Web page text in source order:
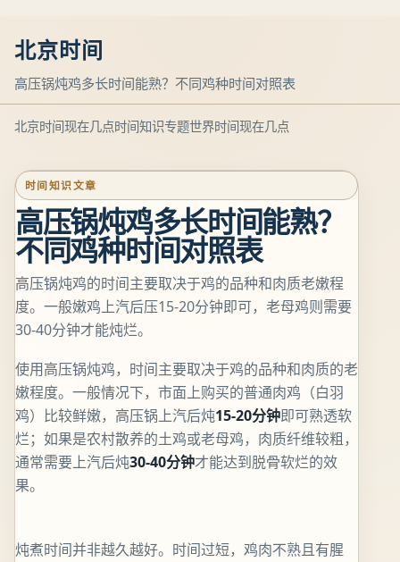
北京时间
高压锅炖鸡多长时间能熟？不同鸡种时间对照表
北京时间现在几点时间知识专题世界时间现在几点
时间知识文章
高压锅炖鸡多长时间能熟？
不同鸡种时间对照表
高压锅炖鸡的时间主要取决于鸡的品种和肉质老嫩程
度。一般嫩鸡上汽后压15-20分钟即可，老母鸡则需要
30-40分钟才能炖烂。
使用高压锅炖鸡，时间主要取决于鸡的品种和肉质的老
嫩程度。一般情况下，市面上购买的普通肉鸡（白羽
鸡）比较鲜嫩，高压锅上汽后炖15-20分钟即可熟透软
烂；如果是农村散养的土鸡或老母鸡，肉质纤维较粗，
通常需要上汽后炖30-40分钟才能达到脱骨软烂的效
果。
炖煮时间并非越久越好。时间过短，鸡肉不熟且有腥